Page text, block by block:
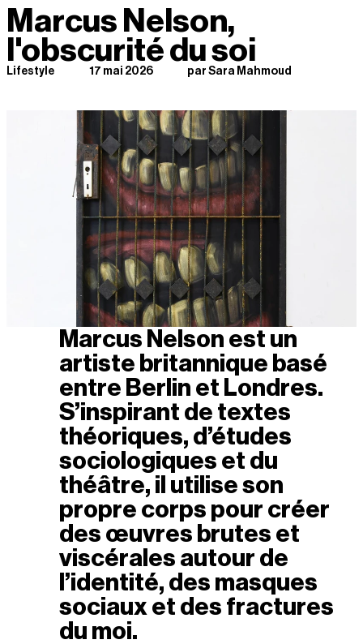
Marcus Nelson,
l'obscurité du soi
Lifestyle 17 mai 2026 par Sara Mahmoud
Marcus Nelson est un
artiste britannique basé
entre Berlin et Londres.
S’inspirant de textes
théoriques, d’études
sociologiques et du
théâtre, il utilise son
propre corps pour créer
des œuvres brutes et
viscérales autour de
l’identité, des masques
sociaux et des fractures
du moi.